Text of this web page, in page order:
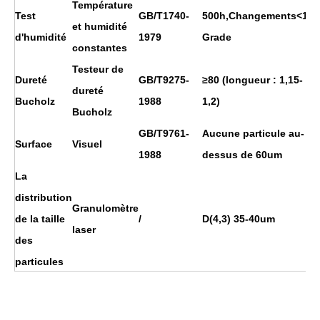
Test
d'humidité
Température
et humidité
constantes
GB/T1740-
1979
500h,Changements<1
Grade
Dureté
Bucholz
Testeur de
dureté
Bucholz
GB/T9275-
1988
≥80 (longueur : 1,15-
1,2)
Surface Visuel
GB/T9761-
1988
Aucune particule au-
dessus de 60um
La
distribution
de la taille
des
particules
Granulomètre
laser
/ D(4,3) 35-40um